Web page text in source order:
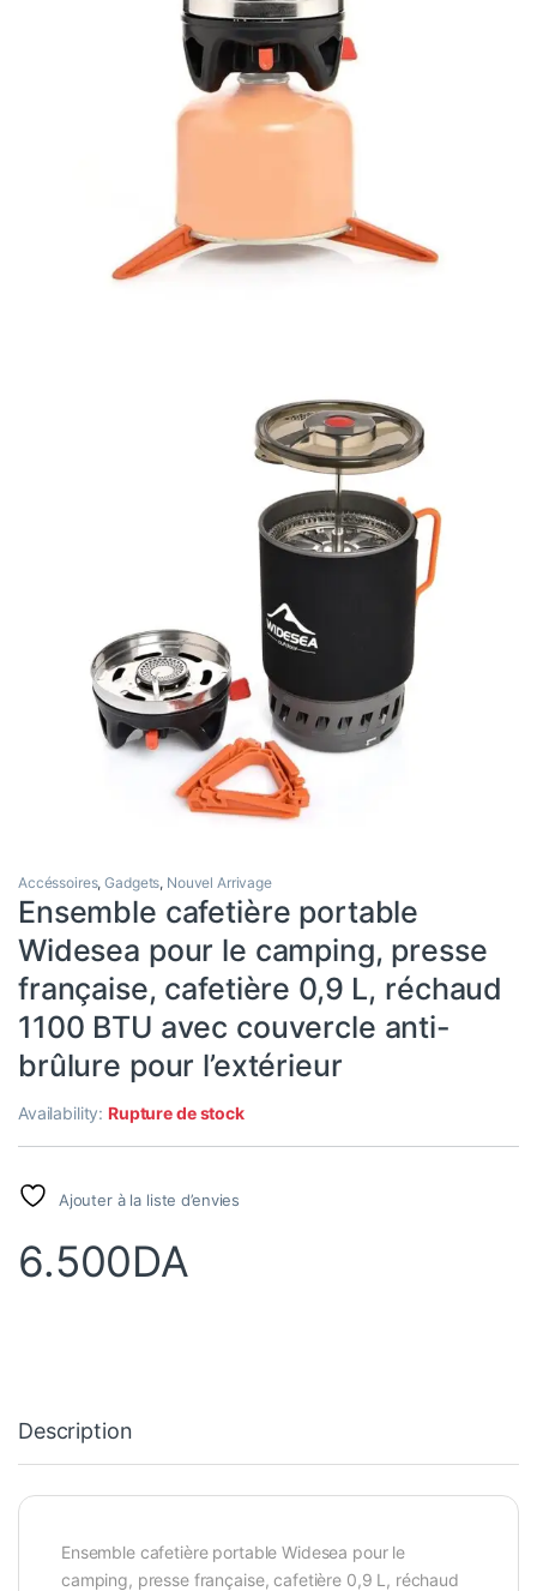
Accéssoires,Gadgets, Nouvel Arrivage
Ensemble cafetière portable
Widesea pour le camping, presse
française, cafetière 0,9 L, réchaud
1100 BTU avec couvercle anti-
brûlure pour l’extérieur
Availability:Rupture de stock
Ajouter à la liste d’envies
6.500DA
Description
Ensemble cafetière portable Widesea pour le
camping, presse française, cafetière 0,9 L, réchaud